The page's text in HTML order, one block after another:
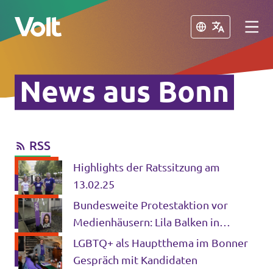
Schließen
Volt in Nordrhein-Westfalen
Volt vor Ort in NRW
Volt in Deutschland
Volt Deutschland
Volt in deinem Bundesland
Schließen
Programm
Über Volt
Menschen
Neuigkeiten
News aus Bonn
RSS
Highlights der Ratssitzung am
13.02.25
Bundesweite Protestaktion vor
Medienhäusern: Lila Balken in
Wahlumfragen!
LGBTQ+ als Hauptthema im Bonner
Gespräch mit Kandidaten